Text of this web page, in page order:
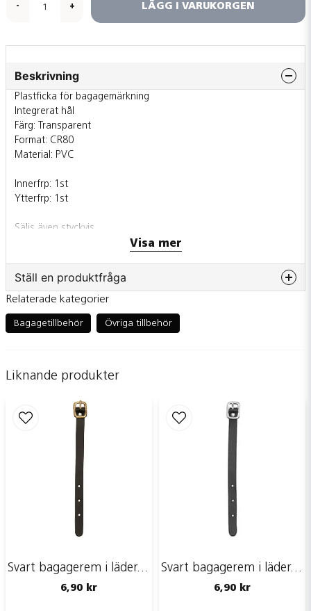
- + LÄGG I VARUKORGEN
Beskrivning
Plastficka för bagagemärkning
Integrerat hål
Färg: Transparent
Format: CR80
Material: PVC
Innerfrp: 1st
Ytterfrp: 1st
Säljs även styckvis
Visa mer
Ställ en produktfråga
Fråga oss något om denna produkten...
name
Relaterade kategorier
Bagagetillbehör Övriga tillbehör
Liknande produkter
Svart bagagerem i läder, 150x10 mm
6,90 kr
Svart bagagerem i läder, 150x10 mm
6,90 kr